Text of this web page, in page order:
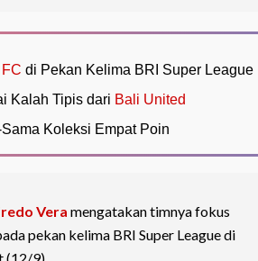
di Pekan Kelima BRI Super League
Kalah Tipis dari Bali United
Koleksi Empat Poin
Vera mengatakan timnya fokus
pekan kelima BRI Super League di